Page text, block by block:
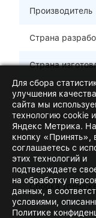
Производитель
Страна
Страна
Доставка
Сборка
Для сбора
улучшения
сайта мы
технологию cookie
Яндекс Метрика.
кнопку «Принять»,
соглашаетесь с
этих технологий и
подтверждаете
на обработку
данных, в
условиями,
Политике